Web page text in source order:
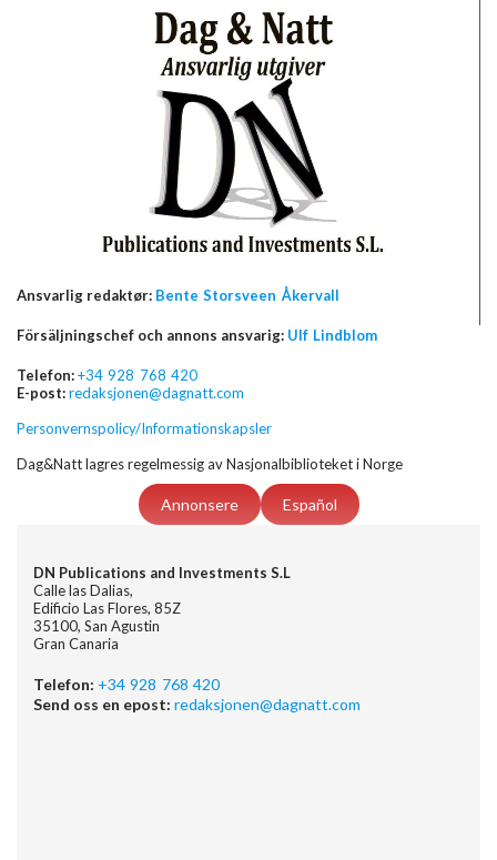
Ansvarlig redaktør: Bente Storsveen Åkervall
Försäljningschef och annons ansvarig: Ulf Lindblom
Telefon:+34 928 768 420
E-post:redaksjonen@dagnatt.com
Personvernspolicy/Informationskapsler
Dag&Natt lagres regelmessig av Nasjonalbiblioteket i Norge
Annonsere Español
DN Publications and Investments S.L
Calle las Dalias,
Edificio Las Flores, 85Z
35100, San Agustin
Gran Canaria
Telefon: +34 928 768 420
Send oss en epost: redaksjonen@dagnatt.com